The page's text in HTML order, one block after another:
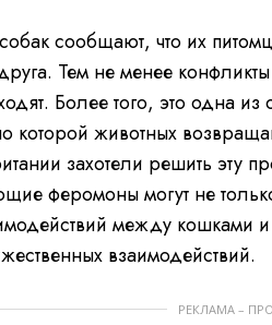
сообщают, что их
Тем не менее
Более того, это одна из
которой животных
захотели решить эту
феромоны могут не
между кошками
взаимодействий.
РЕКЛАМА –